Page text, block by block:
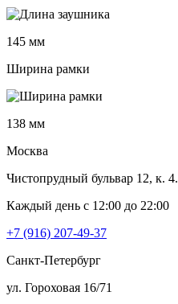
145 мм
Ширина рамки
138 мм
Москва
Чистопрудный бульвар 12, к. 4.
Каждый день c 12:00 до 22:00
+7 (916) 207-49-37
Санкт-Петербург
ул. Гороховая 16/71